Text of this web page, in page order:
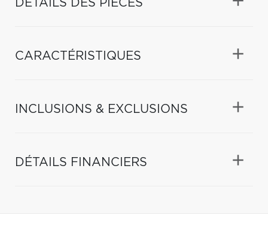
DÉTAILS DES PIÈCES
CARACTÉRISTIQUES
INCLUSIONS & EXCLUSIONS
DÉTAILS FINANCIERS